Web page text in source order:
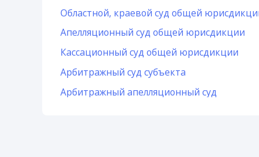
Областной, краевой суд общей
Апелляционный суд общей юрисдикции
Кассационный суд общей юрисдикции
Арбитражный суд субъекта
Арбитражный апелляционный суд